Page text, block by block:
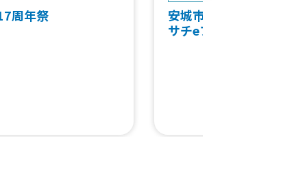
周年祭
安城市制施行70周年記
サチeフェス